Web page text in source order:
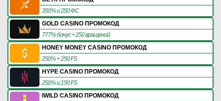
350% и 250 ФС
GOLD CASINO ПРОМОКОД
777% бонус + 250 вращений
HONEY MONEY CASINO ПРОМОКОД
250% + 250 FS
HYPE CASINO ПРОМОКОД
250% и 150 FS
IWILD CASINO ПРОМОКОД